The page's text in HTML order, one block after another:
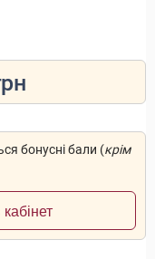
бонусні бали (крім
кабінет